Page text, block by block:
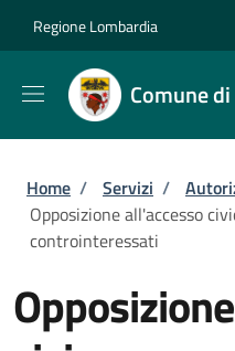
Regione Lombardia
Comune
Briciole di
Home / Servizi /
Opposizione all'accesso
controinteressati